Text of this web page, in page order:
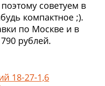
советуем в
компактное ;).
по Москве и в
рублей.